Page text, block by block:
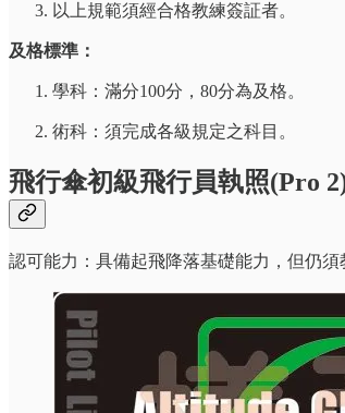
以上規範須經合格教練簽証者。
及格標準：
學科：滿分100分，80分為及格。
術科：須完成各級規定之科目。
飛行傘初級飛行員執照(Pro
認可能力：具備起飛降落基礎能力，但仍須